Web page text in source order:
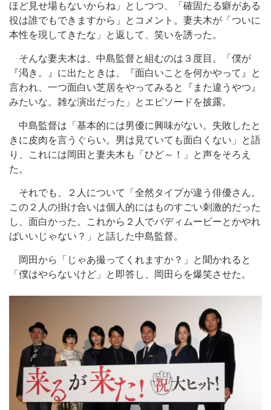
ほど見せ場もないからね」としつつ、「確固たる癖がある
役は誰でもできますから」とコメント。妻夫木が「ついに
本性を現してきたな」と返して、笑いを誘った。
そんな妻夫木は、中島監督と組むのは３度目。「僕が
『渇き。』に出たときは、『面白いことを何かやって』と
言われ、一つ面白い芝居をやってみると『また違うやつ』
みたいな。雑な演出だった」とエピソードを披露。
中島監督は「基本的には男優に興味がない。失敗したと
きに皮肉を言うぐらい。男は見ていても面白くない」と語
り、これには岡田と妻夫木も「ひど～！」と声をそろえ
た。
それでも、２人について「全然タイプが違う俳優さん。
この２人の掛け合いは個人的にはものすごい刺激的だった
し、面白かった。これから２人でバディムービーとかやれ
ばいいじゃない？」と話した中島監督。
岡田から「じゃあ撮ってくれますか？」と聞かれると
「僕はやらないけど」と即答し、岡田らを爆笑させた。